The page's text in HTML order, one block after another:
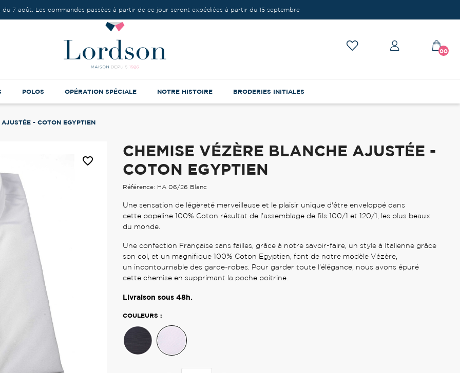
du 7 août. Les commandes passées à partir de ce jour seront expédiées à partir du 15 septembre
00
POLOS OPÉRATION SPÉCIALE NOTRE HISTOIRE BRODERIES INITIALES
- COTON EGYPTIEN
favorite_border
CHEMISE VÉZÈRE BLANCHE AJUSTÉE -
COTON EGYPTIEN
Référence: HA 06/26 Blanc
Une sensation de légèreté merveilleuse et le plaisir unique d'être enveloppé dans
cette popeline 100% Coton résultat de l’assemblage de fils 100/1 et 120/1, les plus beaux
du monde.
Une confection Française sans failles, grâce à notre savoir-faire, un style à Italienne grâce
son col, et un magnifique 100% Coton Egyptien, font de notre modèle Vézère,
un incontournable des garde-robes. Pour garder toute l’élégance, nous avons épuré
cette chemise en supprimant la poche poitrine.
Livraison sous 48h.
COULEURS :